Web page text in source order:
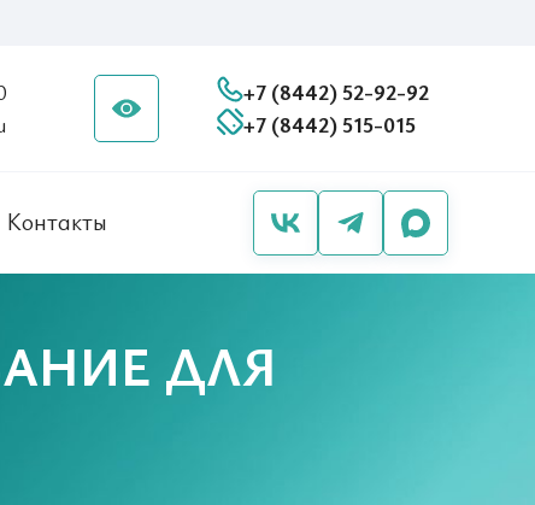
+7 (8442) 52-92-92
+7 (8442) 515-015
Контакты
ДЛЯ